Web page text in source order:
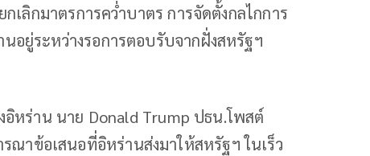
เลิกมาตรการคว่ำบาตร การจัดตั้งกลไกการ
อยู่ระหว่างรอการตอบรับจากฝั่งสหรัฐฯ
หร่าน นาย Donald Trump ปธน.โพสต์
ณาข้อเสนอที่อิหร่านส่งมาให้สหรัฐฯ ในเร็ว